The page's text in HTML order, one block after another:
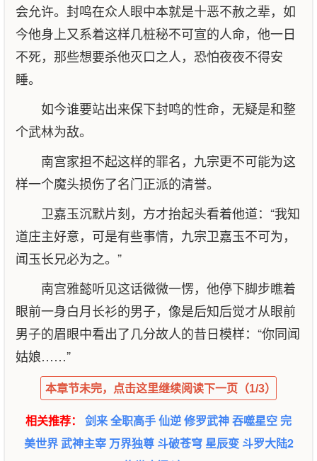
会允许。封鸣在众人眼中本就是十恶不赦之辈，如
今他身上又系着这样几桩秘不可宣的人命，他一日
不死，那些想要杀他灭口之人，恐怕夜夜不得安
睡。
如今谁要站出来保下封鸣的性命，无疑是和整
个武林为敌。
南宫家担不起这样的罪名，九宗更不可能为这
样一个魔头损伤了名门正派的清誉。
卫嘉玉沉默片刻，方才抬起头看着他道：“我知
道庄主好意，可是有些事情，九宗卫嘉玉不可为，
闻玉长兄必为之。”
南宫雅懿听见这话微微一愣，他停下脚步瞧着
眼前一身白月长衫的男子，像是后知后觉才从眼前
男子的眉眼中看出了几分故人的昔日模样：“你同闻
姑娘……”
本章节未完，点击这里继续阅读下一页（1/3）
相关推荐： 剑来全职高手仙逆修罗武神吞噬星空 完
美世界武神主宰 万界独尊 斗破苍穹星辰变 斗罗大陆2